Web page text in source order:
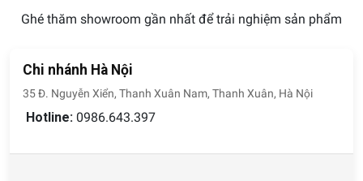
Ghé thăm showroom gần nhất để trải nghiệm sản phẩm
Chi nhánh Hà Nội
35 Đ. Nguyễn Xiển, Thanh Xuân Nam, Thanh Xuân, Hà Nội
Hotline: 0986.643.397